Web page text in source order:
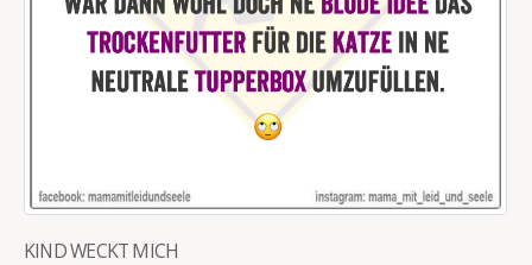
KIND WECKT MICH